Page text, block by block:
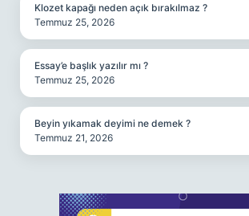
Klozet kapağı neden açık bırakılmaz ?
Temmuz 25, 2026
Essay’e başlık yazılır mı ?
Temmuz 25, 2026
Beyin yıkamak deyimi ne demek ?
Temmuz 21, 2026